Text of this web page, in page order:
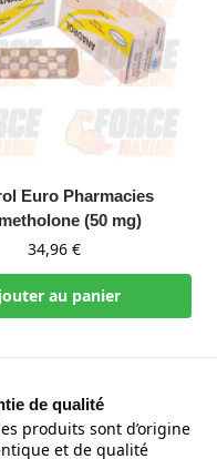
Euro Pharmacies
(50 mg)
34,96 €
au panier
de qualité
produits sont d’origine
et de qualité